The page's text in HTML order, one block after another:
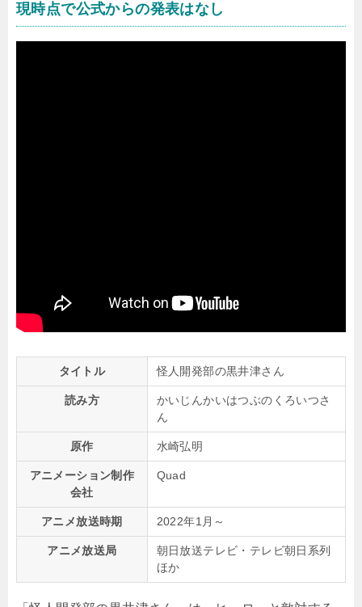
現時点で公式からの発表はなし
タイトル 怪人開発部の黒井津さん
読み方
かいじんかいはつぶのくろいつさ
ん
原作 水崎弘明
アニメーション制作
会社
Quad
アニメ放送時期 2022年1月～
アニメ放送局
朝日放送テレビ・テレビ朝日系列
ほか